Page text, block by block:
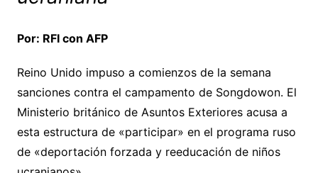
Por: RFI con AFP
Reino Unido impuso a comienzos de la semana
sanciones contra el campamento de Songdowon. El
Ministerio británico de Asuntos Exteriores acusa a
esta estructura de «participar» en el programa ruso
de «deportación forzada y reeducación de niños